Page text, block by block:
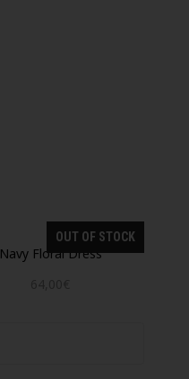
OUT OF STOCK
Navy Floral Dress